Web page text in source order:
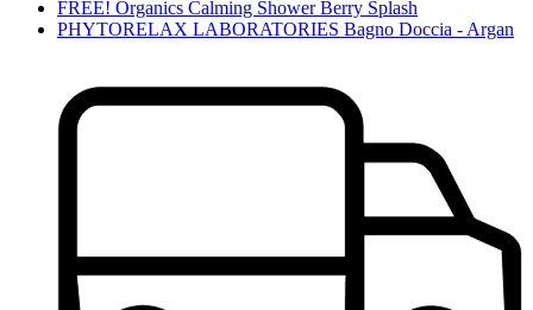
FREE! Organics Calming Shower Berry Splash
PHYTORELAX LABORATORIES Bagno Doccia - Argan